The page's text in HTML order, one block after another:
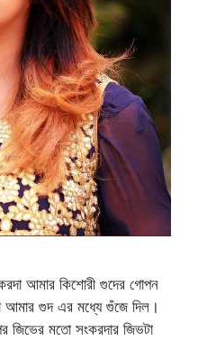
আমার কিশোরী গুদের গোপন
আমার গুদ এর মধ্যে গুঁজে দিল।
মতো সংকরদার জিভটা